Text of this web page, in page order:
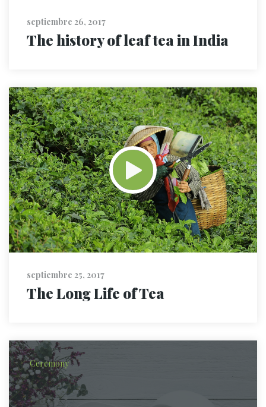
septiembre 26, 2017
The history of leaf tea in India
septiembre 25, 2017
The Long Life of Tea
Ceremony